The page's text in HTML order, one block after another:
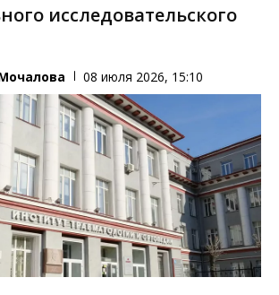
исследовательского
08 июля 2026, 15:10